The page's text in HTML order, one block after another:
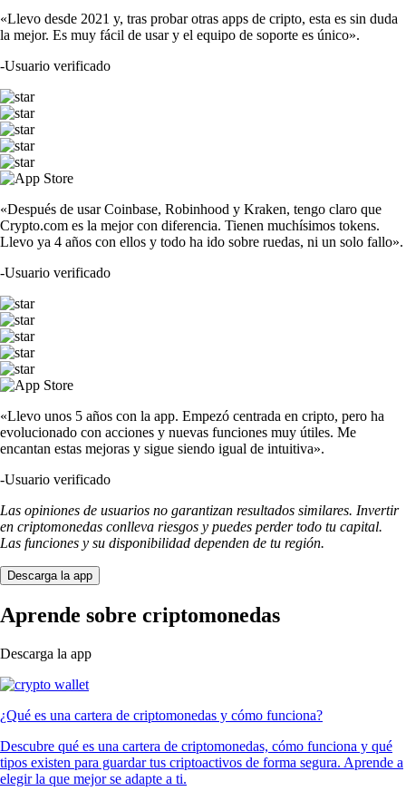
«Llevo desde 2021 y, tras probar otras apps de cripto, esta es sin duda
la mejor. Es muy fácil de usar y el equipo de soporte es único».
-Usuario verificado
«Después de usar Coinbase, Robinhood y Kraken, tengo claro que
Crypto.com es la mejor con diferencia. Tienen muchísimos tokens.
Llevo ya 4 años con ellos y todo ha ido sobre ruedas, ni un solo fallo».
-Usuario verificado
«Llevo unos 5 años con la app. Empezó centrada en cripto, pero ha
evolucionado con acciones y nuevas funciones muy útiles. Me
encantan estas mejoras y sigue siendo igual de intuitiva».
-Usuario verificado
Las opiniones de usuarios no garantizan resultados similares. Invertir
en criptomonedas conlleva riesgos y puedes perder todo tu capital.
Las funciones y su disponibilidad dependen de tu región.
Descarga la app
Aprende sobre criptomonedas
Descarga la app
¿Qué es una cartera de criptomonedas y cómo funciona?
Descubre qué es una cartera de criptomonedas, cómo funciona y qué
tipos existen para guardar tus criptoactivos de forma segura. Aprende a
elegir la que mejor se adapte a ti.